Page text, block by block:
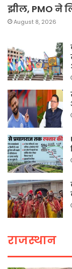
झील, PMO ने
August 8, 2026
राजस्थान